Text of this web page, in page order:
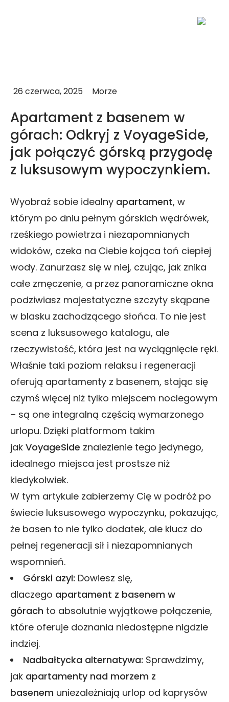
26 czerwca, 2025 Morze
Apartament z basenem w
górach: Odkryj z VoyageSide,
jak połączyć górską przygodę
z luksusowym wypoczynkiem.
Wyobraź sobie idealny apartament, w
którym po dniu pełnym górskich wędrówek,
rześkiego powietrza i niezapomnianych
widoków, czeka na Ciebie kojąca toń ciepłej
wody. Zanurzasz się w niej, czując, jak znika
całe zmęczenie, a przez panoramiczne okna
podziwiasz majestatyczne szczyty skąpane
w blasku zachodzącego słońca. To nie jest
scena z luksusowego katalogu, ale
rzeczywistość, która jest na wyciągnięcie ręki.
Właśnie taki poziom relaksu i regeneracji
oferują apartamenty z basenem, stając się
czymś więcej niż tylko miejscem noclegowym
– są one integralną częścią wymarzonego
urlopu. Dzięki platformom takim
jak VoyageSide znalezienie tego jedynego,
idealnego miejsca jest prostsze niż
kiedykolwiek.
W tym artykule zabierzemy Cię w podróż po
świecie luksusowego wypoczynku, pokazując,
że basen to nie tylko dodatek, ale klucz do
pełnej regeneracji sił i niezapomnianych
wspomnień.
Górski azyl: Dowiesz się,
dlaczego apartament z basenem w
górach to absolutnie wyjątkowe połączenie,
które oferuje doznania niedostępne nigdzie
indziej.
Nadbałtycka alternatywa: Sprawdzimy,
jak apartamenty nad morzem z
basenem uniezależniają urlop od kaprysów